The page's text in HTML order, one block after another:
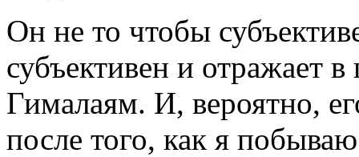
Он не то чтобы
субъективен и отражает
Гималаям. И, вероятно,
после того, как я